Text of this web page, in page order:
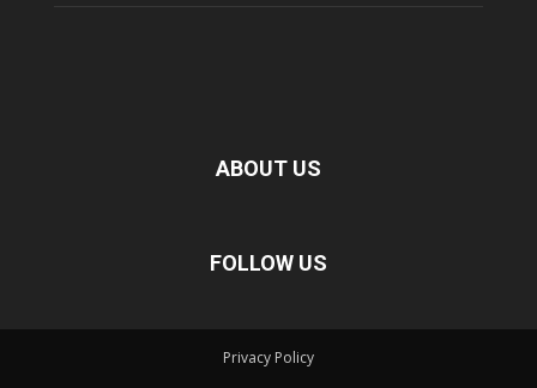
ABOUT US
FOLLOW US
Privacy Policy